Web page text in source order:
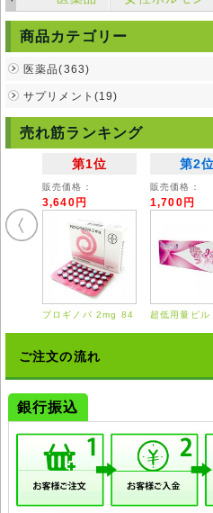
飲み合わせに注意が必要なお薬です
さい。
◆エナリル5mgは国内では医師の処方
剤の説明文は英文の能書を翻訳したも
◆輸入医薬品はご自身の責任の上で、
◆詳細は掛かり付けの医師または薬剤
◆弊社ではどのような責任も受けかね
商品カテゴリー
医薬品(363)
サプリメント(19)
売れ筋ランキング
第1位
販売価格：
3,640円
プロギノバ 2mg 84
第2位
販売価格：
1,700円
超低用量ピル
ご注文の流れ
銀行振込